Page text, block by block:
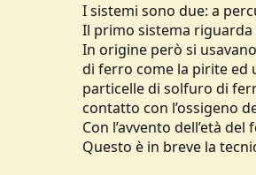
I sistemi sono due: a
Il primo sistema
In origine però si
di ferro come la pirite ed
particelle di solfuro di
contatto con l’ossigeno
Con l’avvento dell’età
Questo è in breve la